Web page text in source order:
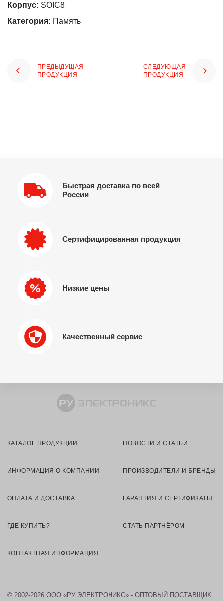
Корпус: SOIC8
Категория: Память
ПРЕДЫДУЩАЯ
ПРОДУКЦИЯ
СЛЕДУЮЩАЯ
ПРОДУКЦИЯ
Быстрая доставка по всей
России
Сертифицированная продукция
Низкие цены
Качественный сервис
КАТАЛОГ ПРОДУКЦИИ НОВОСТИ И СТАТЬИ
ИНФОРМАЦИЯ О КОМПАНИИ ПРОИЗВОДИТЕЛИ И БРЕНДЫ
ОПЛАТА И ДОСТАВКА ГАРАНТИЯ И СЕРТИФИКАТЫ
ГДЕ КУПИТЬ? СТАТЬ ПАРТНЁРОМ
КОНТАКТНАЯ ИНФОРМАЦИЯ
© 2002-2026 ООО «РУ ЭЛЕКТРОНИКС» - ОПТОВЫЙ ПОСТАВЩИК